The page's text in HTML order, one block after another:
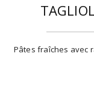
Pâtes fraîches avec